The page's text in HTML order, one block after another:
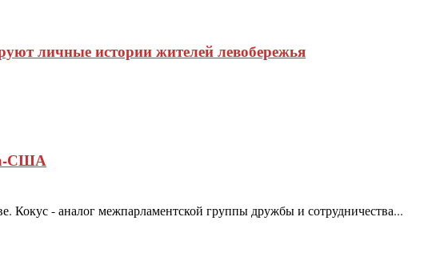
личные истории жителей левобережья
США
- аналог межпарламентской группы дружбы и сотрудничества...